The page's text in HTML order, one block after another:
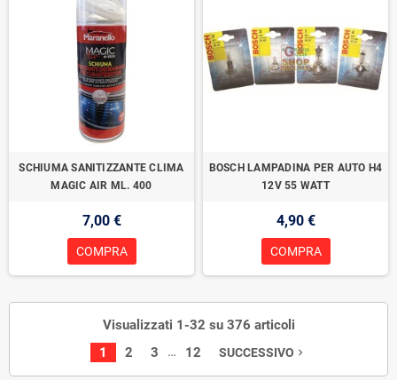
SCHIUMA SANITIZZANTE CLIMA
MAGIC AIR ML. 400
7,00 €
COMPRA
BOSCH LAMPADINA PER AUTO H4
12V 55 WATT
4,90 €
COMPRA
Visualizzati 1-32 su 376 articoli
1
2 3 … 12 SUCCESSIVO navigate_next